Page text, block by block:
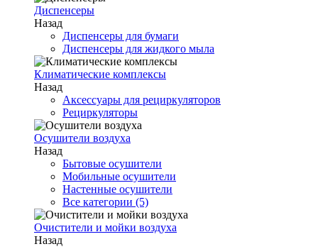
Диспенсеры
Назад
Диспенсеры для бумаги
Диспенсеры для жидкого мыла
Климатические комплексы
Назад
Аксессуары для рециркуляторов
Рециркуляторы
Осушители воздуха
Назад
Бытовые осушители
Мобильные осушители
Настенные осушители
Все категории (5)
Очистители и мойки воздуха
Назад